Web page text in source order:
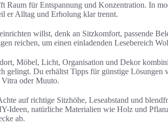
Raum für Entspannung und Konzentration. In
er Alltag und Erholung klar trennt.
willst, denk an Sitzkomfort, passende
reichen, um einen einladenden Lesebereich
Möbel, Licht, Organisation und Dekor
gelingt. Du erhältst Tipps für günstige
oder Muuto.
auf richtige Sitzhöhe, Leseabstand und
Ideen, natürliche Materialien wie Holz und
ab.